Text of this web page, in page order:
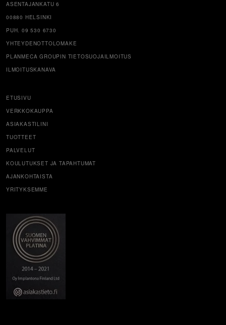
ASENTAJANKATU 6
00880 HELSINKI
PUH. 09 530 6730
YHTEYDENOTTOLOMAKE
PLANMECA GROUPIN TIETOSUOJAILMOITUS
ILMOITUSKANAVA
ETUSIVU
VERKKOKAUPPA
ASIAKASTILINI
TUOTTEET
PALVELUT
KOULUTUKSET JA TAPAHTUMAT
AJANKOHTAISTA
YRITYKSEMME